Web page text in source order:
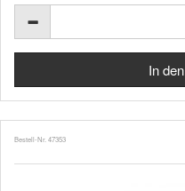
Bestell-Nr. 47353